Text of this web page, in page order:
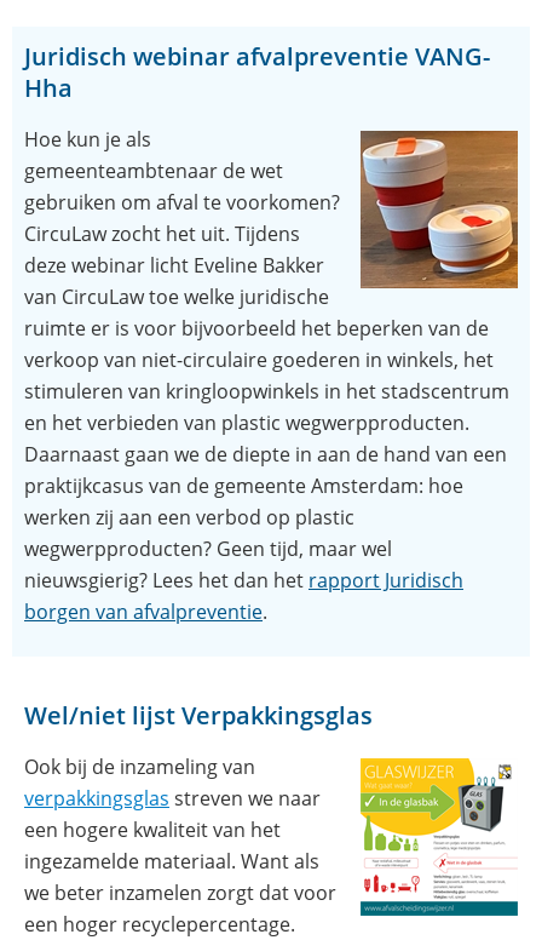
Juridisch webinar afvalpreventie VANG-
Hha
Hoe kun je als
gemeenteambtenaar de wet
gebruiken om afval te voorkomen?
CircuLaw zocht het uit. Tijdens
deze webinar licht Eveline Bakker
van CircuLaw toe welke juridische
ruimte er is voor bijvoorbeeld het beperken van de
verkoop van niet-circulaire goederen in winkels, het
stimuleren van kringloopwinkels in het stadscentrum
en het verbieden van plastic wegwerpproducten.
Daarnaast gaan we de diepte in aan de hand van een
praktijkcasus van de gemeente Amsterdam: hoe
werken zij aan een verbod op plastic
wegwerpproducten? Geen tijd, maar wel
nieuwsgierig? Lees het dan het rapport Juridisch
borgen van afvalpreventie(opent
venster)
.
Wel/niet lijst Verpakkingsglas
Ook bij de inzameling van
verpakkingsglas streven we naar
een hogere kwaliteit van het
ingezamelde materiaal. Want als
we beter inzamelen zorgt dat voor
een hoger recyclepercentage.